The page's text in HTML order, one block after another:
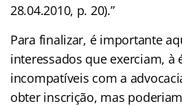
28.04.2010, p. 20).”
Para finalizar, é importante
interessados que exerciam, à
incompatíveis com a
obter inscrição, mas